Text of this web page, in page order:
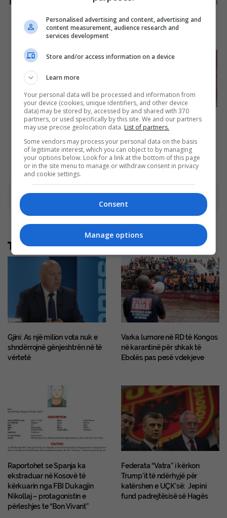
Spotted Secrets That No
One Knew?
Brainberries
Celebrity Farewells
Brainberries
Clothes And Shoes Are The
Real Challenges For This
Family!
Discover 15 Surprising
Things Forbidden By The
Bible
Brainberries
Advertisement
Të tjera nga rubrika
Gjini: As një milion vota nuk e
shndërrojnë gënjeshtrën në të
vërtetë
Varka lumore në RD të Kongos
në karantinë për shkak të
Ebolës pas pesë vdekjeve
Raportohet se Spanja ka
ekstraduar në Kosovë të
kërkuarin nga FBI Dukagjin
Nikollaj – protagonistin e
përleshjes te “Bon Vivant”
Federata “Vatra” i kërkon
Trump’it të ndërhyjë për
katërshen e UÇK’së: Jepini
fund padrejtësisë së Hagës
Personalised advertising and content, advertising and
content measurement, audience research and
services development
Store and/or access information on a device
Learn more
Your personal data will be processed and information from
your device (cookies, unique identifiers, and other device
data) may be stored by, accessed by and shared with 370
partners, or used specifically by this site. We and our partners
may use precise geolocation data. List of partners.
Some vendors may process your personal data on the basis
of legitimate interest, which you can object to by managing
your options below. Look for a link at the bottom of this page
or in the site menu to manage or withdraw consent in privacy
and cookie settings.
Consent
Manage options